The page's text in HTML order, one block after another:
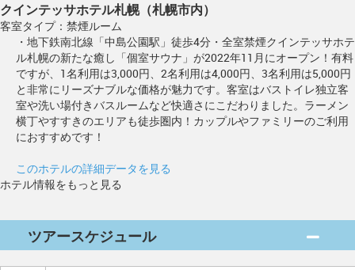
クインテッサホテル札幌（札幌市内）
客室タイプ：禁煙ルーム
・地下鉄南北線「中島公園駅」徒歩4分・全室禁煙クインテッサホテ
ル札幌の新たな癒し「個室サウナ」が2022年11月にオープン！有料
ですが、1名利用は3,000円、2名利用は4,000円、3名利用は5,000円
と非常にリーズナブルな価格が魅力です。客室はバストイレ独立客
室や洗い場付きバスルームなど快適さにこだわりました。ラーメン
横丁やすすきのエリアも徒歩圏内！カップルやファミリーのご利用
におすすめです！
このホテルの詳細データを見る
ホテル情報をもっと見る
ツアースケジュール